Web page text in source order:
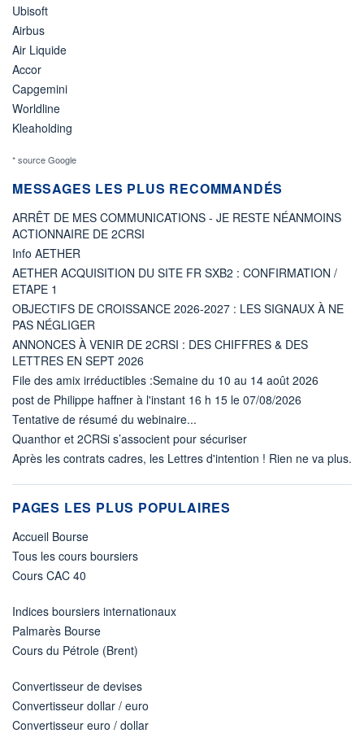
Ubisoft
Airbus
Air Liquide
Accor
Capgemini
Worldline
Kleaholding
* source Google
MESSAGES LES PLUS RECOMMANDÉS
ARRÊT DE MES COMMUNICATIONS - JE RESTE NÉANMOINS
ACTIONNAIRE DE 2CRSI
Info AETHER
AETHER ACQUISITION DU SITE FR SXB2 : CONFIRMATION /
ETAPE 1
OBJECTIFS DE CROISSANCE 2026-2027 : LES SIGNAUX À NE
PAS NÉGLIGER
ANNONCES À VENIR DE 2CRSI : DES CHIFFRES & DES
LETTRES EN SEPT 2026
File des amix irréductibles :Semaine du 10 au 14 août 2026
post de Philippe haffner à l'instant 16 h 15 le 07/08/2026
Tentative de résumé du webinaire...
Quanthor et 2CRSi s’associent pour sécuriser
Après les contrats cadres, les Lettres d'intention ! Rien ne va plus.
PAGES LES PLUS POPULAIRES
Accueil Bourse
Tous les cours boursiers
Cours CAC 40
Indices boursiers internationaux
Palmarès Bourse
Cours du Pétrole (Brent)
Convertisseur de devises
Convertisseur dollar / euro
Convertisseur euro / dollar